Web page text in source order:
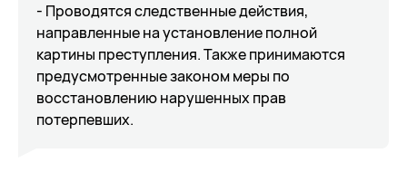
- Проводятся следственные действия,
направленные на установление полной
картины преступления. Также принимаются
предусмотренные законом меры по
восстановлению нарушенных прав
потерпевших.